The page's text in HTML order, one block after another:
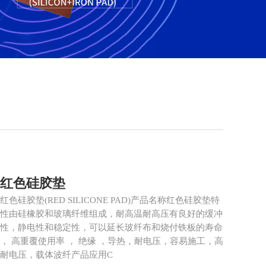
红色硅胶垫
红色硅胶垫(RED SILICONE PAD)产品名称红色硅胶垫特
性由硅橡胶和玻璃纤维组成，耐高温耐高压有良好的缓冲
性，静电性和稳定性，可以延长玻纤布和烧付铁板的寿命
， 高重覆使用率 ， 绝缘 ，导热，耐电压，容易施工，高
耐电压，载体波纤产品应用C